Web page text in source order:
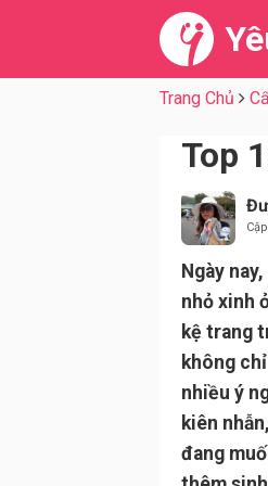
Trang Chủ
Top
Ngày
nhỏ xinh
kệ trang
không
nhiều ý
kiên
đang